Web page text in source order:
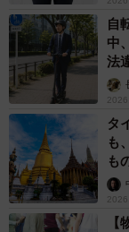
自
中
法
説
タ
も
も